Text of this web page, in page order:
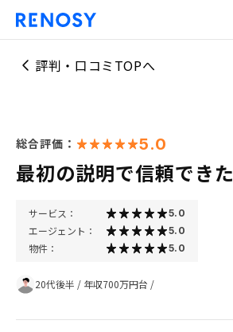
評判・口コミTOPへ
総合評価： 5.0
最初の説明で信頼できた
サービス： 5.0
エージェント： 5.0
物件： 5.0
20代後半 / 年収700万円台 /